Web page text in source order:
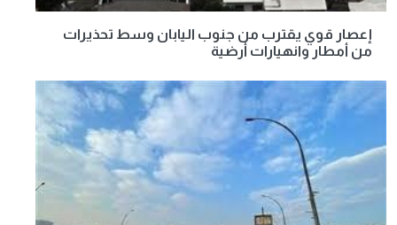
إعصار قوي يقترب من جنوب اليابان وسط تحذيرات
من أمطار وانهيارات أرضية